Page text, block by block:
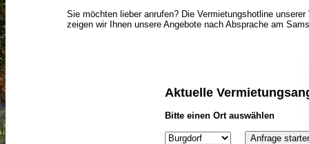
Sie möchten lieber anrufen? Die Vermietungshotline
zeigen wir Ihnen unsere Angebote nach Absprache am
Aktuelle
Bitte einen Ort auswählen